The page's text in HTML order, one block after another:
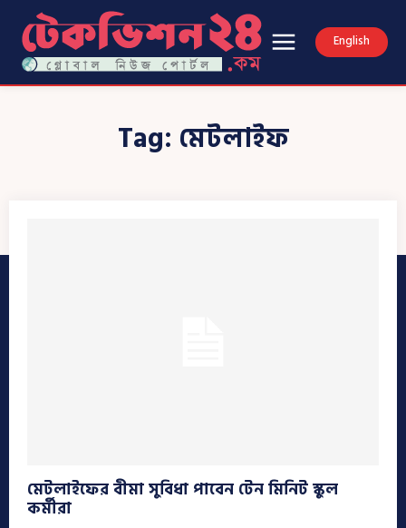
English
Tag: মেটলাইফ
মেটলাইফের বীমা সুবিধা পাবেন টেন মিনিট স্কুল
কর্মীরা